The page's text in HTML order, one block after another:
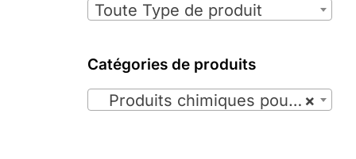
Toute Type de produit
Catégories de produits
×
Produits chimiques pour spas (35)